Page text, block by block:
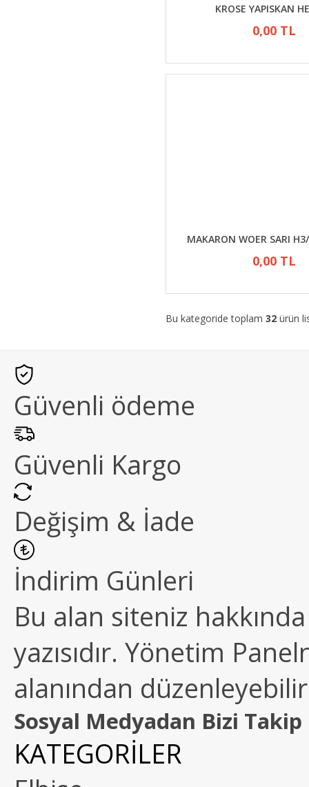
KROSE YAPISKAN
0,00 TL
MAKARON WOER SARI
0,00 TL
Bu kategoride toplam 32 ürün
Güvenli ödeme
Güvenli Kargo
Değişim & İade
İndirim Günleri
Bu alan siteniz
yazısıdır. Yönetim
alanından
Sosyal Medyadan Bizi Takip
KATEGORİLER